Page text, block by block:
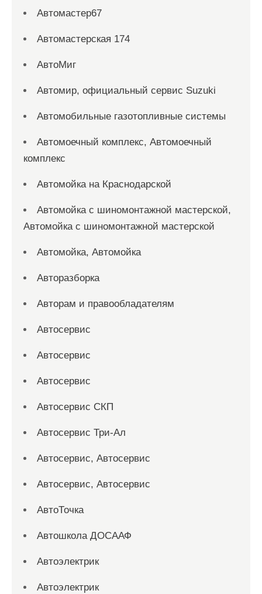
Автомастер67
Автомастерская 174
АвтоМиг
Автомир, официальный сервис Suzuki
Автомобильные газотопливные системы
Автомоечный комплекс, Автомоечный
комплекс
Автомойка на Краснодарской
Автомойка с шиномонтажной мастерской,
Автомойка с шиномонтажной мастерской
Автомойка, Автомойка
Авторазборка
Авторам и правообладателям
Автосервис
Автосервис
Автосервис
Автосервис СКП
Автосервис Три-Ал
Автосервис, Автосервис
Автосервис, Автосервис
АвтоТочка
Автошкола ДОСААФ
Автоэлектрик
Автоэлектрик